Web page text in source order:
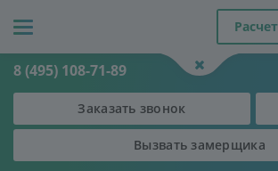
8 (495) 108-71-89
Заказать звонок
Вызвать замерщика
Двери - Душевые кабины и ограждения -